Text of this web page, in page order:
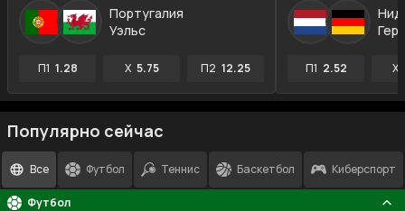
Португалия
Уэльс
П1 1.28 X 5.75 П2 12.25 П1 2.52 X
Популярно сейчас
Все Футбол Теннис Баскетбол Киберспорт
Футбол